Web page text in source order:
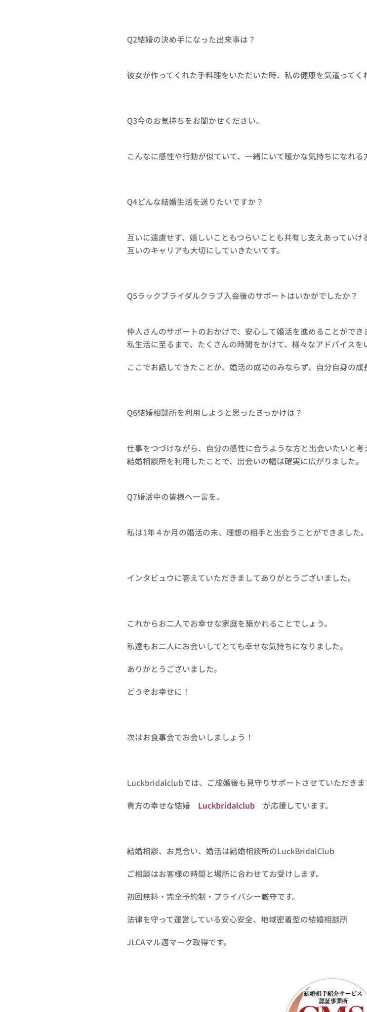
Q2結婚の決め手になった出来事は？
彼女が作ってくれた手料理をいただいた時、私の健康を気遣ってく
Q3今のお気持ちをお聞かせください。
こんなに感性や行動が似ていて、一緒にいて暖かな気持ちになれる
Q4どんな結婚生活を送りたいですか？
互いに遠慮せず、嬉しいこともつらいことも共有し支えあっていけ
互いのキャリアも大切にしていきたいです。
Q5ラックブライダルクラブ入会後のサポートはいかがでしたか？
仲人さんのサポートのおかげで、安心して婚活を進めることがで
私生活に至るまで、たくさんの時間をかけて、様々なアドバイスを
ここでお話しできたことが、婚活の成功のみならず、自分自身の成
Q6結婚相談所を利用しようと思ったきっかけは？
仕事をつづけながら、自分の感性に合うような方と出会いたいと考
結婚相談所を利用したことで、出会いの幅は確実に広がりました。
Q7婚活中の皆様へ一言を。
私は1年４か月の婚活の末、理想の相手と出会うことができました
インタビュウに答えていただきましてありがとうございました。
これからお二人でお幸せな家庭を築かれることでしょう。
私達もお二人にお会いしてとても幸せな気持ちになりました。
ありがとうございました。
どうぞお幸せに！
次はお食事会でお会いしましょう！
Luckbridalclubでは、ご成婚後も見守りサポートさせていただきま
貴方の幸せな結婚 Luckbridalclub が応援しています。
結婚相談、お見合い、婚活は結婚相談所のLuckBridalClub
ご相談はお客様の時間と場所に合わせてお受けします。
初回無料・完全予約制・プライバシー厳守です。
法律を守って運営している安心安全、地域密着型の結婚相談所
JLCAマル適マーク取得です。